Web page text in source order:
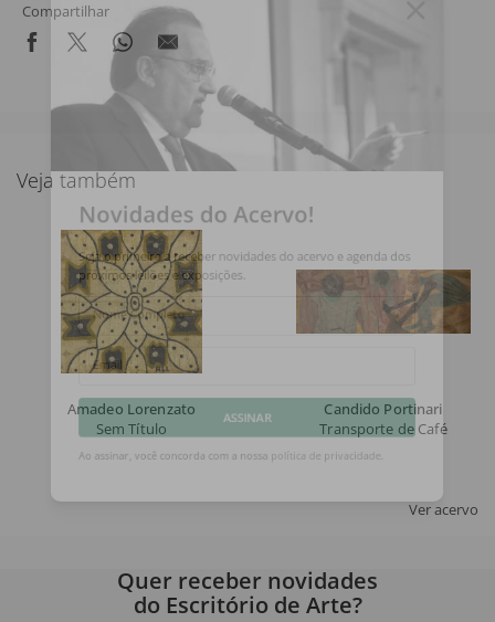
Compartilhar
Veja também
Amadeo Lorenzato
Sem Título
Candido Portinari
Transporte de Café
Ver acervo
Novidades do Acervo!
Seja o primeiro a receber novidades do acervo e agenda dos
próximos leilões e exposições.
Nome Completo
Ao assinar, você concorda com a nossa
Quer receber novidades
do Escritório de Arte?